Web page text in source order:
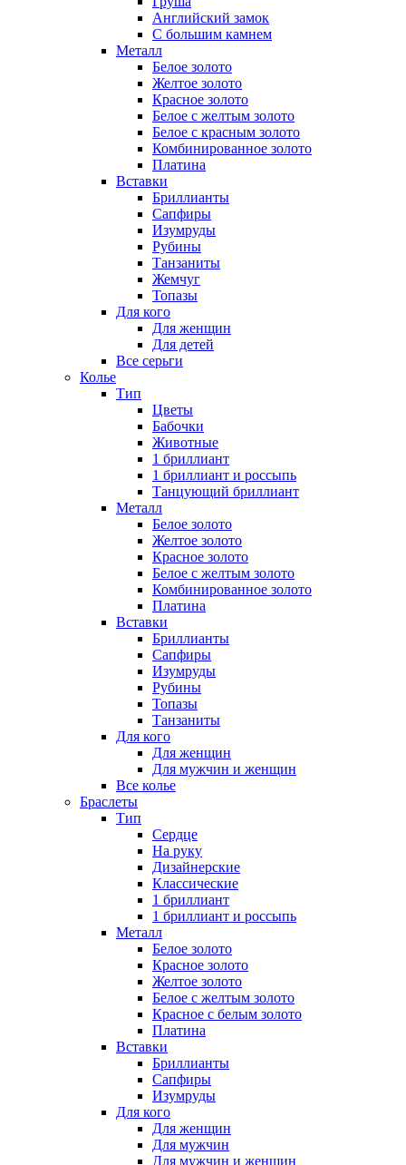
Английский замок
С большим камнем
Металл
Белое золото
Желтое золото
Красное золото
Белое с желтым золото
Белое с красным золото
Комбинированное золото
Платина
Вставки
Бриллианты
Сапфиры
Изумруды
Рубины
Танзаниты
Жемчуг
Топазы
Для кого
Для женщин
Для детей
Все серьги
Колье
Тип
Цветы
Бабочки
Животные
1 бриллиант
1 бриллиант и россыпь
Танцующий бриллиант
Металл
Белое золото
Желтое золото
Красное золото
Белое с желтым золото
Комбинированное золото
Платина
Вставки
Бриллианты
Сапфиры
Изумруды
Рубины
Топазы
Танзаниты
Для кого
Для женщин
Для мужчин и женщин
Все колье
Браслеты
Тип
Сердце
На руку
Дизайнерские
Классические
1 бриллиант
1 бриллиант и россыпь
Металл
Белое золото
Красное золото
Желтое золото
Белое с желтым золото
Красное с белым золото
Платина
Вставки
Бриллианты
Сапфиры
Изумруды
Для кого
Для женщин
Для мужчин
Для мужчин и женщин